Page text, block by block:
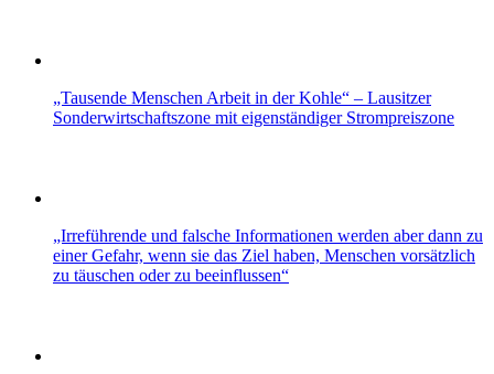
„Tausende Menschen Arbeit in der Kohle“ – Lausitzer
Sonderwirtschaftszone mit eigenständiger Strompreiszone
„Irreführende und falsche Informationen werden aber dann zu
einer Gefahr, wenn sie das Ziel haben, Menschen vorsätzlich
zu täuschen oder zu beeinflussen“